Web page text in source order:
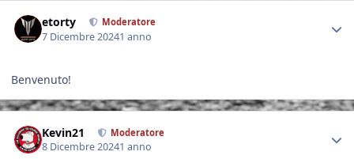
etorty Moderatore
7 Dicembre 20241 anno
Benvenuto!
Kevin21 Moderatore
8 Dicembre 20241 anno